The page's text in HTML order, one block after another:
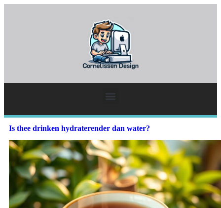
Is thee drinken hydraterender dan water?